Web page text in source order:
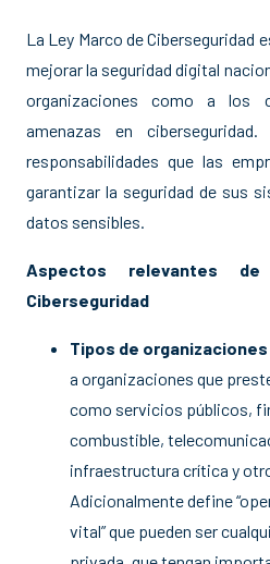
La Ley Marco de Ciberseguridad
mejorar la seguridad digital
organizaciones como a los
amenazas en
responsabilidades que las
garantizar la seguridad de sus
datos sensibles.
Aspectos relevantes
Ciberseguridad
Tipos de
a organizaciones que
como servicios públicos,
combustible,
infraestructura crítica y
Adicionalmente define
vital” que pueden ser